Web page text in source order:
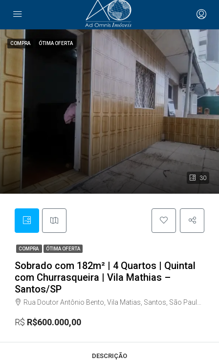
30
COMPRA ÓTIMA OFERTA
COMPRA ÓTIMA OFERTA
Sobrado com 182m² | 4 Quartos | Quintal
com Churrasqueira | Vila Mathias –
Santos/SP
Rua Doutor Antônio Bento, Vila Matias, Santos, São Paulo, Região Sudeste, 11075-001, Brasil
R$ R$600.000,00
DESCRIÇÃO